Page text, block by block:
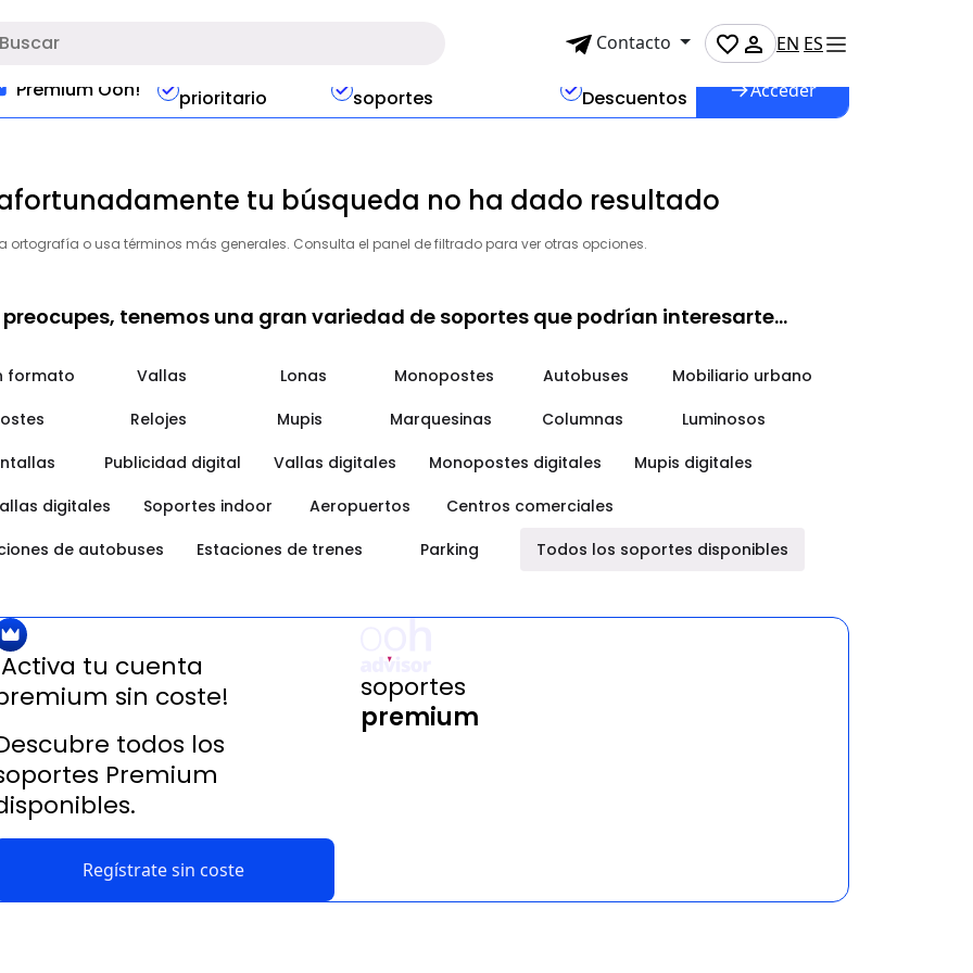
Contacto EN ES
Premium Ooh! prioritario soportes Descuentos Acceder
tu búsqueda no ha dado resultado
ortografía o usa términos más generales. Consulta el panel de filtrado para ver otras opciones.
preocupes, tenemos una gran variedad de soportes que podrían interesarte...
formato Vallas Lonas Monopostes Autobuses
Mobiliario urbano
Relojes Mupis Marquesinas Columnas
Luminosos
Publicidad digital Vallas digitales Monopostes digitales
Mupis digitales
digitales
Soportes indoor Aeropuertos
Centros comerciales
de autobuses
Estaciones de trenes Parking Todos los soportes disponibles
tu cuenta
sin coste!
todos los
Premium
Regístrate sin coste
soportes
premium